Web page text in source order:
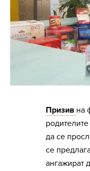
Призив на
да се
се
ангажират